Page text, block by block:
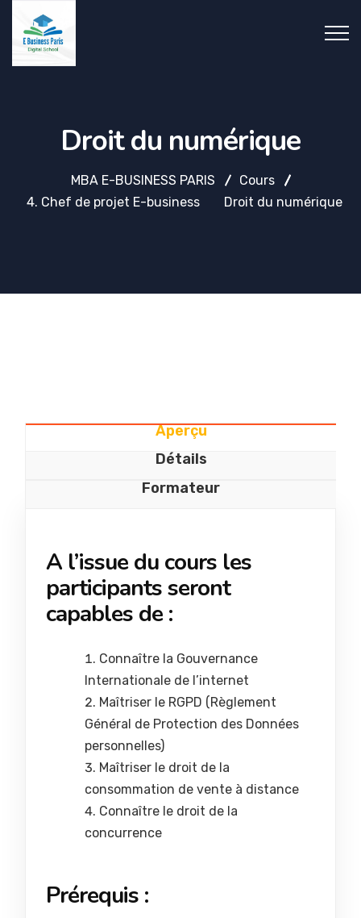
Droit du numérique
MBA E-BUSINESS PARIS
Cours
4. Chef de projet E-business
Droit du numérique
Aperçu
Détails
Formateur
A l’issue du cours les
participants seront
capables de :
Connaître la Gouvernance
Internationale de l’internet
Maîtriser le RGPD (Règlement
Général de Protection des Données
personnelles)
Maîtriser le droit de la
consommation de vente à distance
Connaître le droit de la
concurrence
Prérequis :